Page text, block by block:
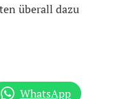
überall dazu
WhatsApp